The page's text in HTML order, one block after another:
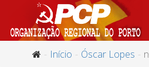
Início Óscar Lopes